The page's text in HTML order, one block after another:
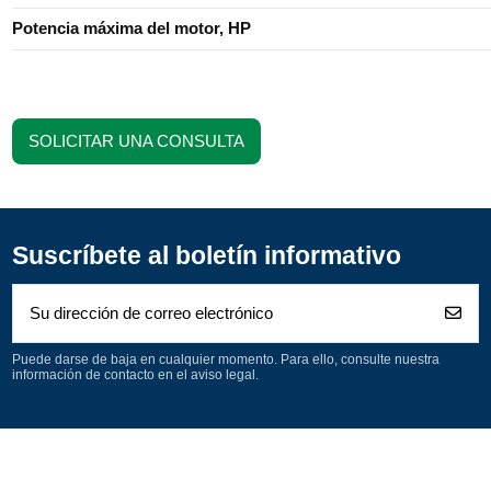
Potencia máxima del motor, HP
SOLICITAR UNA CONSULTA
Suscríbete al boletín informativo
Puede darse de baja en cualquier momento. Para ello, consulte nuestra
información de contacto en el aviso legal.